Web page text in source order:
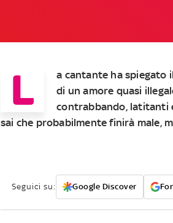
L
a cantante ha spiegato
di un amore quasi
contrabbando, latitanti
sai che probabilmente finirà male,
Seguici su: Google Discover